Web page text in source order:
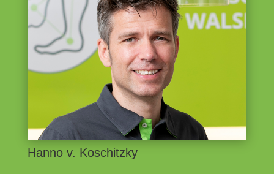
Hanno v. Koschitzky